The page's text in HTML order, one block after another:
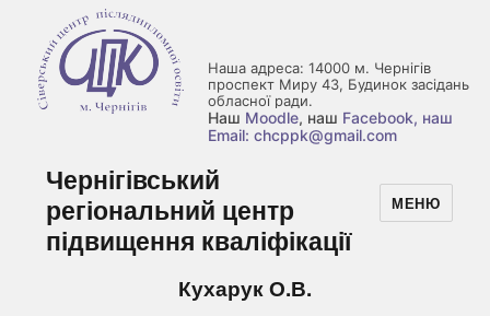
Наша адреса: 14000 м. Чернігів
проспект Миру 43, Будинок засідань
обласної ради.
Наш Moodle, наш Facebook, наш
Email: chcppk@gmail.com
Чернігівський
регіональний центр
підвищення кваліфікації
МЕНЮ
Кухарук О.В.